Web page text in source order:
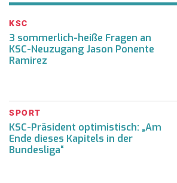
KSC
3 sommerlich-heiße Fragen an
KSC-Neuzugang Jason Ponente
Ramirez
SPORT
KSC-Präsident optimistisch: „Am
Ende dieses Kapitels in der
Bundesliga“